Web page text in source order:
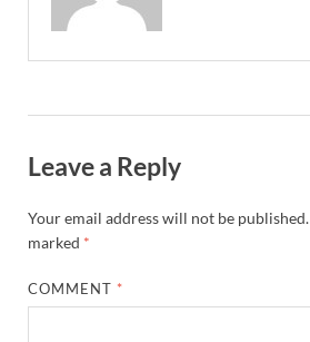
Leave a Reply
Your email address will not be published.
marked *
COMMENT *